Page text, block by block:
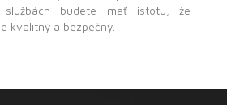
budete mať istotu, že
kvalitný a bezpečný.